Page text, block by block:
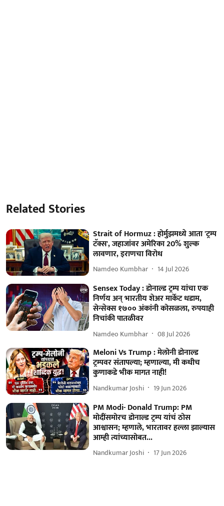
Related Stories
Strait of Hormuz : होर्मुझमध्ये आता 'ट्रम्प
टॅक्स', जहाजांवर अमेरिका 20% शुल्क
लावणार, इराणचा विरोध
Namdeo Kumbhar 14 Jul 2026
Sensex Today : डोनाल्ड ट्रम्प यांचा एक
निर्णय अन् भारतीय शेअर मार्केट धडाम,
सेन्सेक्स १७०० अंकांनी कोसळला, रुपयाही
निचांकी पातळीवर
Namdeo Kumbhar 08 Jul 2026
Meloni Vs Trump : मेलोनी डोनाल्ड
ट्रम्पवर संतापल्या; म्हणाल्या, मी कधीच
कुणाकडे भीक मागत नाही!
Nandkumar Joshi 19 Jun 2026
PM Modi- Donald Trump: PM
मोदींसमोरच डोनाल्ड ट्रम्प यांचं ठोस
आश्वासन; म्हणाले, भारतावर हल्ला झाल्यास
आम्ही त्यांच्यासोबत...
Nandkumar Joshi 17 Jun 2026